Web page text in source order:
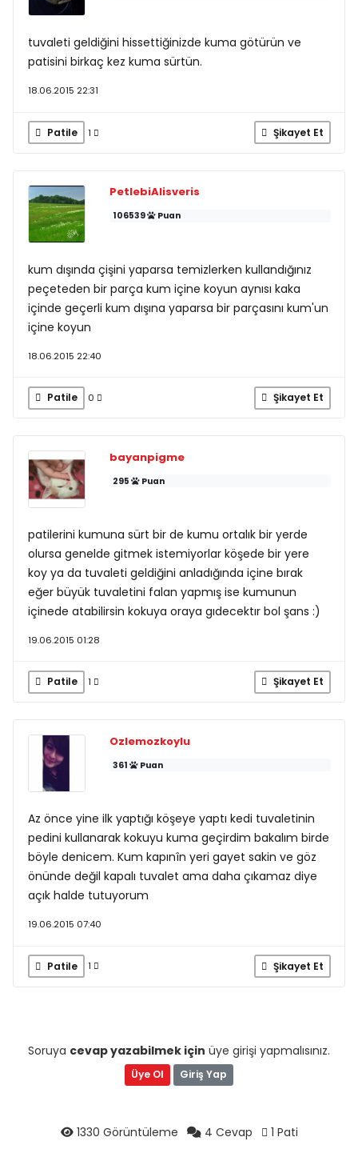
tuvaleti geldiğini hissettiğinizde kuma götürün ve
patisini birkaç kez kuma sürtün.
18.06.2015 22:31
Patile 1 Şikayet Et
PetlebiAlisveris
106539 Puan
kum dışında çişini yaparsa temizlerken kullandığınız
peçeteden bir parça kum içine koyun aynısı kaka
içinde geçerli kum dışına yaparsa bir parçasını kum'un
içine koyun
18.06.2015 22:40
Patile 0 Şikayet Et
bayanpigme
295 Puan
patilerini kumuna sürt bir de kumu ortalık bir yerde
olursa genelde gitmek istemiyorlar köşede bir yere
koy ya da tuvaleti geldiğini anladığında içine bırak
eğer büyük tuvaletini falan yapmış ise kumunun
içinede atabilirsin kokuya oraya gıdecektır bol şans :)
19.06.2015 01:28
Patile 1 Şikayet Et
Ozlemozkoylu
361 Puan
Az önce yine ilk yaptığı köşeye yaptı kedi tuvaletinin
pedini kullanarak kokuyu kuma geçirdim bakalım birde
böyle denicem. Kum kapınîn yeri gayet sakin ve göz
önünde değil kapalı tuvalet ama daha çıkamaz diye
açık halde tutuyorum
19.06.2015 07:40
Patile 1 Şikayet Et
Soruya cevap yazabilmek için üye girişi yapmalısınız.
Üye Ol Giriş Yap
1330 Görüntüleme 4 Cevap 1 Pati